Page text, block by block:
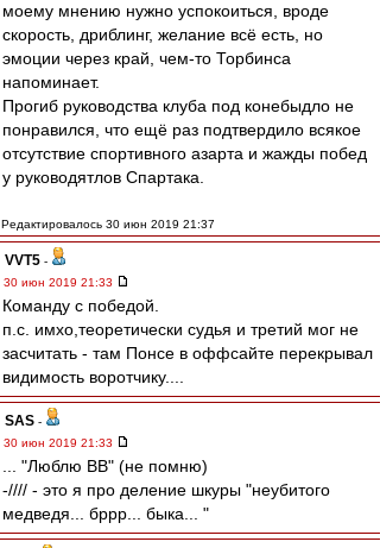
моему мнению нужно успокоиться, вроде
скорость, дриблинг, желание всё есть, но
эмоции через край, чем-то Торбинса
напоминает.
Прогиб руководства клуба под конебыдло не
понравился, что ещё раз подтвердило всякое
отсутствие спортивного азарта и жажды побед
у руководятлов Спартака.
Редактировалось 30 июн 2019 21:37
VVT5 -
30 июн 2019 21:33
Команду с победой.
п.с. имхо,теоретически судья и третий мог не
засчитать - там Понсе в оффсайте перекрывал
видимость воротчику....
SAS -
30 июн 2019 21:33
... "Люблю ВВ" (не помню)
-//// - это я про деление шкуры "неубитого
медведя... бррр... быка... "